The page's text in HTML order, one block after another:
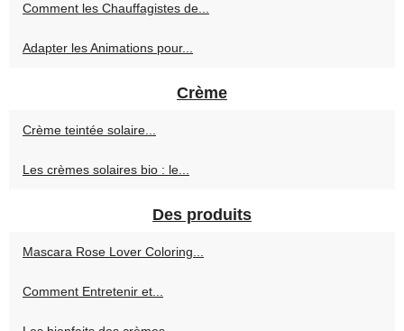
Comment les Chauffagistes de...
Adapter les Animations pour...
Crème
Crème teintée solaire...
Les crèmes solaires bio : le...
Des produits
Mascara Rose Lover Coloring...
Comment Entretenir et...